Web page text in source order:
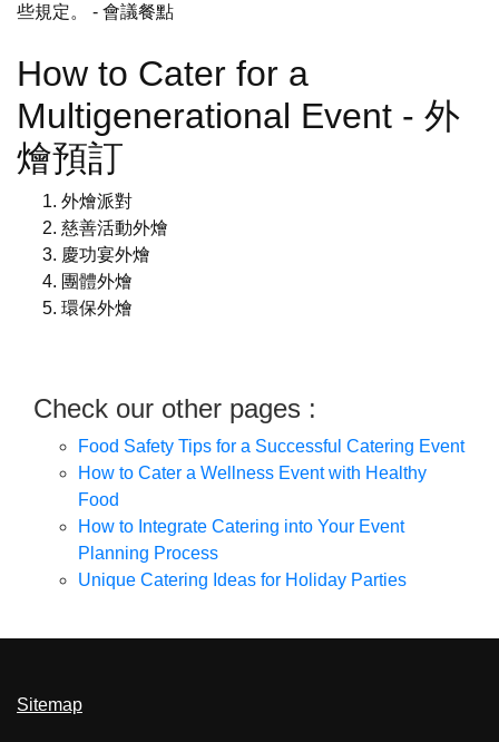
些規定。 - 會議餐點
How to Cater for a
Multigenerational Event - 外
燴預訂
外燴派對
慈善活動外燴
慶功宴外燴
團體外燴
環保外燴
Check our other pages :
Food Safety Tips for a Successful Catering Event
How to Cater a Wellness Event with Healthy
Food
How to Integrate Catering into Your Event
Planning Process
Unique Catering Ideas for Holiday Parties
Sitemap